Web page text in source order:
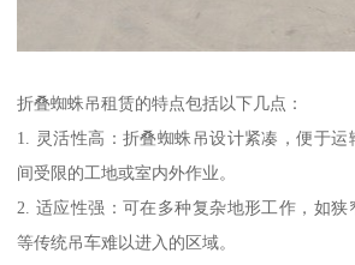
折叠蜘蛛吊租赁的特点包括以下几点：
1. 灵活性高：折叠蜘蛛吊设计紧凑，便于
间受限的工地或室内外作业。
2. 适应性强：可在多种复杂地形工作，如
等传统吊车难以进入的区域。